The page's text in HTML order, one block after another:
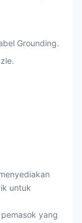
Grounding.
untuk
yang